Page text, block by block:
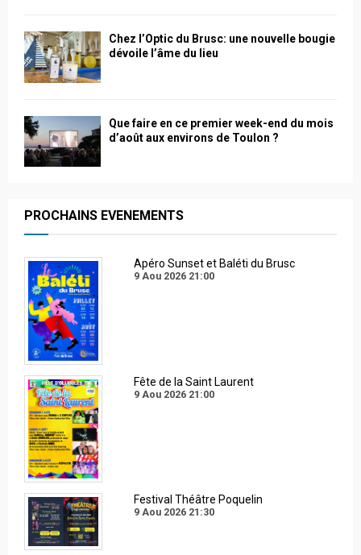
Chez l’Optic du Brusc: une nouvelle bougie
dévoile l’âme du lieu
Que faire en ce premier week-end du mois
d’août aux environs de Toulon ?
PROCHAINS EVENEMENTS
Apéro Sunset et Baléti du Brusc
9 Aou 2026 21:00
Fête de la Saint Laurent
9 Aou 2026 21:00
Festival Théâtre Poquelin
9 Aou 2026 21:30